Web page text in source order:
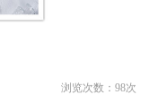
浏览次数： 98次